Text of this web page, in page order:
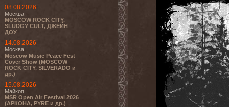
08.08.2026
Москва
MOSCOW ROCK CITY,
SLUDGY CULT, ДЖЕЙН
ДОУ
14.08.2026
Москва
Moscow Music Peace Fest
Cover Show (MOSCOW
ROCK CITY, SILVERADO и
др.)
15.08.2026
Майкоп
MSR Open Air Festival 2026
(АРКОНА, PYRE и др.)